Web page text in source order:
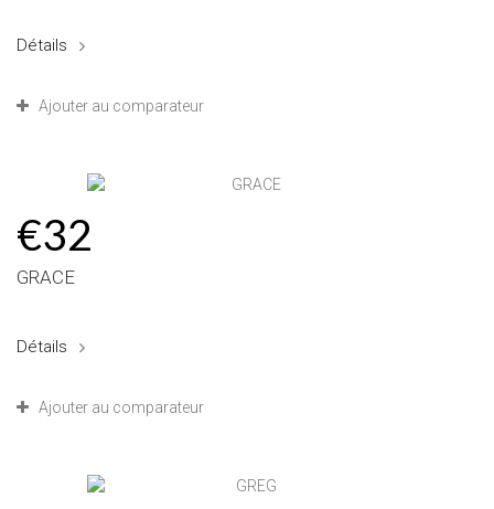
Détails
Ajouter au comparateur
€32
GRACE
Détails
Ajouter au comparateur